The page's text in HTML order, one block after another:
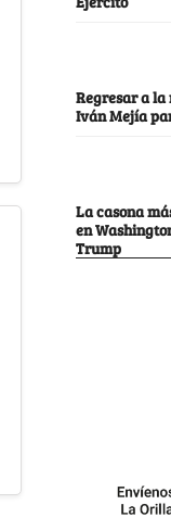
Regresar a
Iván Mejía
La casona
en
Trump